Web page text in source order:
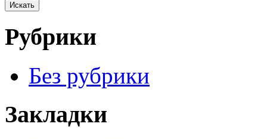
Рубрики
Без рубрики
Закладки